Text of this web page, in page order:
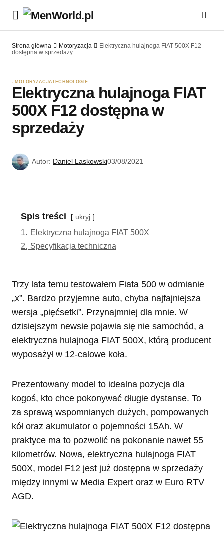
Strona główna Motoryzacja
Elektryczna hulajnoga FIAT 500X F12
dostępna w sprzedaży
MOTORYZACJATECHNOLOGIE
Elektryczna hulajnoga FIAT
500X F12 dostępna w
sprzedaży
Autor: Daniel Laskowski03/08/2021
Spis treści ukryj
1. Elektryczna hulajnoga FIAT 500X
2. Specyfikacja techniczna
Trzy lata temu testowałem Fiata 500 w odmianie
„x”. Bardzo przyjemne auto, chyba najfajniejsza
wersja „pięćsetki”. Przynajmniej dla mnie. W
dzisiejszym newsie pojawia się nie samochód, a
elektryczna hulajnoga FIAT 500X, którą producent
wyposażył w 12-calowe koła.
Prezentowany model to idealna pozycja dla
kogoś, kto chce pokonywać długie dystanse. To
za sprawą wspomnianych dużych, pompowanych
kół oraz akumulator o pojemności 15Ah. W
praktyce ma to pozwolić na pokonanie nawet 55
kilometrów. Nowa, elektryczna hulajnoga FIAT
500X, model F12 jest już dostępna w sprzedaży
między innymi w Media Expert oraz w Euro RTV
AGD.